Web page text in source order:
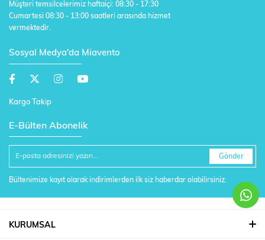
Müşteri temsilcelerimiz haftaiçi: 08:30 - 17:30
Cumartesi 08:30 - 13:00 saatleri arasında hizmet
vermektedir.
Sosyal Medya'da Miavento
Kargo Takip
E-Bülten Abonelik
Gönder
Bültenimize kayıt olarak indirimlerden ilk siz haberdar olabilirsiniz.
KURUMSAL